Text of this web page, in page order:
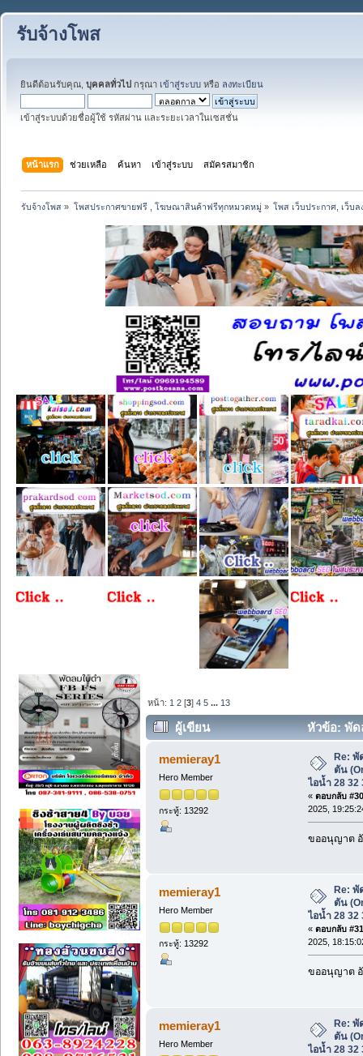
รับจ้างโพส
ยินดีต้อนรับคุณ, บุคคลทั่วไป กรุณา เข้าสู่ระบบ หรือ ลงทะเบียน
เข้าสู่ระบบด้วยชื่อผู้ใช้ รหัสผ่าน และระยะเวลาในเซสชั่น
หน้าแรก ช่วยเหลือ ค้นหา เข้าสู่ระบบ สมัครสมาชิก
รับจ้างโพส » โพสประกาศขายฟรี , โฆษณาสินค้าฟรีทุกหมวดหมู่» โพส เว็บประกาศ, เว็บ
หน้า: 1 2 [3]4 5 ... 13
ผู้เขียน
หัวข้อ: พัด
เคลื่อนที่ ไอน้ำ 28 32 36 นิ้ว (อ่าน 6566
memieray1
Hero Member
กระทู้: 13292
Re:
ตัน
ไอน้ำ 28 32
« ตอบกลับ
2025,
ขออนุญาต
memieray1
Hero Member
กระทู้: 13292
Re:
ตัน
ไอน้ำ 28 32
« ตอบกลับ
2025,
ขออนุญาต
memieray1
Hero Member
Re: พั
ตัน
ไอน้ำ 28 32